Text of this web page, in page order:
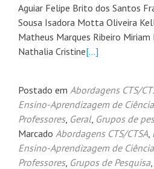
Aguiar Felipe Brito dos Santos
Sousa Isadora Motta Oliveira
Matheus Marques Ribeiro Miriam
Nathalia Cristine[…]
Postado em Abordagens CTS/
Ensino-Aprendizagem de
Professores, Geral, Grupos de
Marcado Abordagens CTS/CTSA
Ensino-Aprendizagem de
Professores, Grupos de Pesquisa,